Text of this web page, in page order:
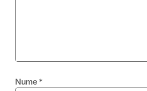
Nume *